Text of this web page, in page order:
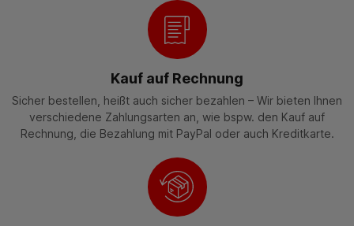
Kauf auf Rechnung
Sicher bestellen, heißt auch sicher bezahlen – Wir bieten Ihnen
verschiedene Zahlungsarten an, wie bspw. den Kauf auf
Rechnung, die Bezahlung mit PayPal oder auch Kreditkarte.